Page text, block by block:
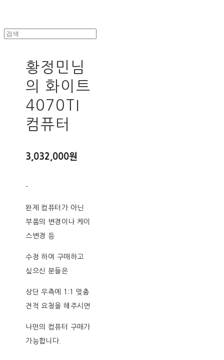
황정민님
의 화이트
4070TI
컴퓨터
3,032,000원
-
완제 컴퓨터가 아닌
부품의 변경이나 케이
스변경 등
수정 하여 구매하고
싶으신 분들은
상단 우측에 1:1 맞춤
견적 요청을 해주시면
나만의 컴퓨터 구매가
가능합니다.